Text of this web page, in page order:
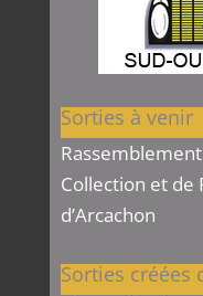
Sorties à venir
Collection et de
d’Arcachon
Sorties créées